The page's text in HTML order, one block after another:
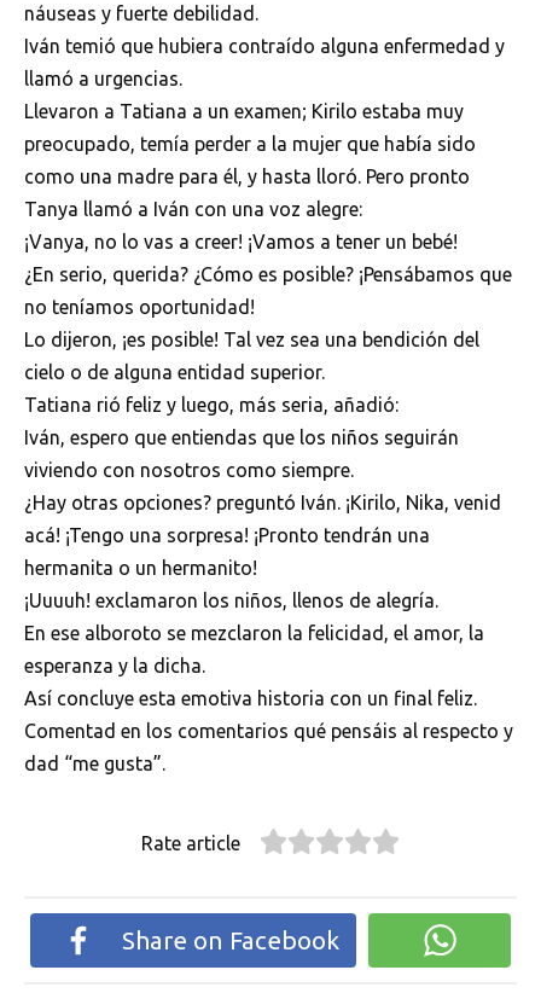
náuseas y fuerte debilidad.
Iván temió que hubiera contraído alguna enfermedad y
llamó a urgencias.
Llevaron a Tatiana a un examen; Kirilo estaba muy
preocupado, temía perder a la mujer que había sido
como una madre para él, y hasta lloró. Pero pronto
Tanya llamó a Iván con una voz alegre:
¡Vanya, no lo vas a creer! ¡Vamos a tener un bebé!
¿En serio, querida? ¿Cómo es posible? ¡Pensábamos que
no teníamos oportunidad!
Lo dijeron, ¡es posible! Tal vez sea una bendición del
cielo o de alguna entidad superior.
Tatiana rió feliz y luego, más seria, añadió:
Iván, espero que entiendas que los niños seguirán
viviendo con nosotros como siempre.
¿Hay otras opciones? preguntó Iván. ¡Kirilo, Nika, venid
acá! ¡Tengo una sorpresa! ¡Pronto tendrán una
hermanita o un hermanito!
¡Uuuuh! exclamaron los niños, llenos de alegría.
En ese alboroto se mezclaron la felicidad, el amor, la
esperanza y la dicha.
Así concluye esta emotiva historia con un final feliz.
Comentad en los comentarios qué pensáis al respecto y
dad “me gusta”.
Rate article
Share on Facebook